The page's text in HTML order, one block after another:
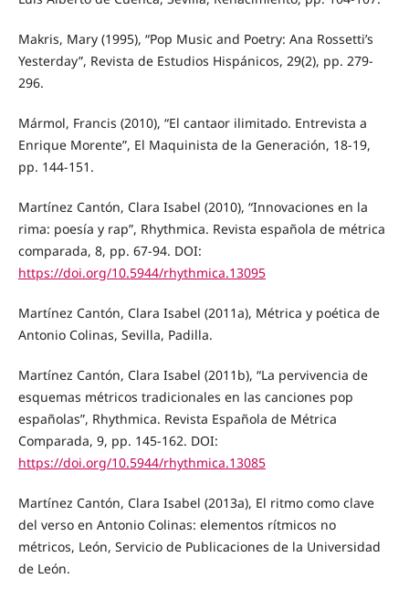
Makris, Mary (1995), “Pop Music and Poetry: Ana Rossetti’s
Yesterday”, Revista de Estudios Hispánicos, 29(2), pp. 279-
296.
Mármol, Francis (2010), “El cantaor ilimitado. Entrevista a
Enrique Morente”, El Maquinista de la Generación, 18-19,
pp. 144-151.
Martínez Cantón, Clara Isabel (2010), “Innovaciones en la
rima: poesía y rap”, Rhythmica. Revista española de métrica
comparada, 8, pp. 67-94. DOI:
https://doi.org/10.5944/rhythmica.13095
Martínez Cantón, Clara Isabel (2011a), Métrica y poética de
Antonio Colinas, Sevilla, Padilla.
Martínez Cantón, Clara Isabel (2011b), “La pervivencia de
esquemas métricos tradicionales en las canciones pop
españolas”, Rhythmica. Revista Española de Métrica
Comparada, 9, pp. 145-162. DOI:
https://doi.org/10.5944/rhythmica.13085
Martínez Cantón, Clara Isabel (2013a), El ritmo como clave
del verso en Antonio Colinas: elementos rítmicos no
métricos, León, Servicio de Publicaciones de la Universidad
de León.